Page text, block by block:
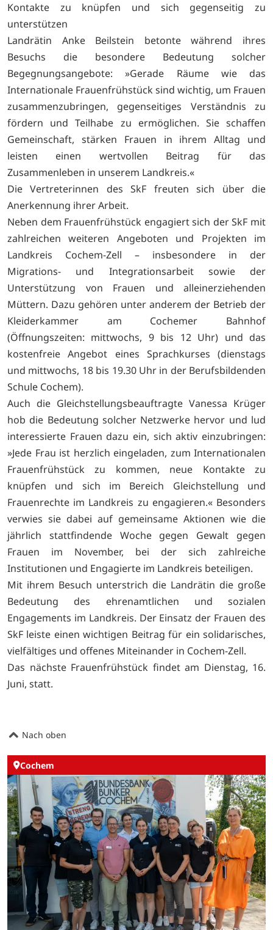
Kontakte zu knüpfen und sich gegenseitig zu
unterstützen
Landrätin Anke Beilstein betonte während ihres
Besuchs die besondere Bedeutung solcher
Begegnungsangebote: »Gerade Räume wie das
Internationale Frauenfrühstück sind wichtig, um Frauen
zusammenzubringen, gegenseitiges Verständnis zu
fördern und Teilhabe zu ermöglichen. Sie schaffen
Gemeinschaft, stärken Frauen in ihrem Alltag und
leisten einen wertvollen Beitrag für das
Zusammenleben in unserem Landkreis.«
Die Vertreterinnen des SkF freuten sich über die
Anerkennung ihrer Arbeit.
Neben dem Frauenfrühstück engagiert sich der SkF mit
zahlreichen weiteren Angeboten und Projekten im
Landkreis Cochem-Zell – insbesondere in der
Migrations- und Integrationsarbeit sowie der
Unterstützung von Frauen und alleinerziehenden
Müttern. Dazu gehören unter anderem der Betrieb der
Kleiderkammer am Cochemer Bahnhof
(Öffnungszeiten: mittwochs, 9 bis 12 Uhr) und das
kostenfreie Angebot eines Sprachkurses (dienstags
und mittwochs, 18 bis 19.30 Uhr in der Berufsbildenden
Schule Cochem).
Auch die Gleichstellungsbeauftragte Vanessa Krüger
hob die Bedeutung solcher Netzwerke hervor und lud
interessierte Frauen dazu ein, sich aktiv einzubringen:
»Jede Frau ist herzlich eingeladen, zum Internationalen
Frauenfrühstück zu kommen, neue Kontakte zu
knüpfen und sich im Bereich Gleichstellung und
Frauenrechte im Landkreis zu engagieren.« Besonders
verwies sie dabei auf gemeinsame Aktionen wie die
jährlich stattfindende Woche gegen Gewalt gegen
Frauen im November, bei der sich zahlreiche
Institutionen und Engagierte im Landkreis beteiligen.
Mit ihrem Besuch unterstrich die Landrätin die große
Bedeutung des ehrenamtlichen und sozialen
Engagements im Landkreis. Der Einsatz der Frauen des
SkF leiste einen wichtigen Beitrag für ein solidarisches,
vielfältiges und offenes Miteinander in Cochem-Zell.
Das nächste Frauenfrühstück findet am Dienstag, 16.
Juni, statt.
Nach oben
Cochem